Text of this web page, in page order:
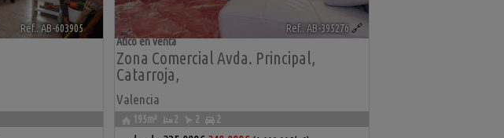
Ref.. AB-603905🔗 Ref.. AB-395276 🔗
Zona Comercial Avda. Principal,
Catarroja,
Valencia
Ático en venta
195m² 2 2 2